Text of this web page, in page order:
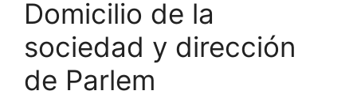
Domicilio de la
sociedad y dirección
de Parlem